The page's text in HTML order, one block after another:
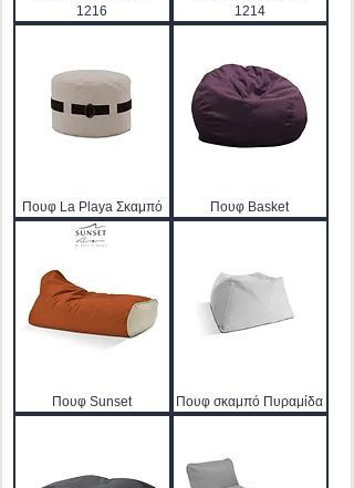
1216
1214
Πουφ La Playa Σκαμπό Πουφ Basket
Πουφ Sunset Πουφ σκαμπό Πυραμίδα